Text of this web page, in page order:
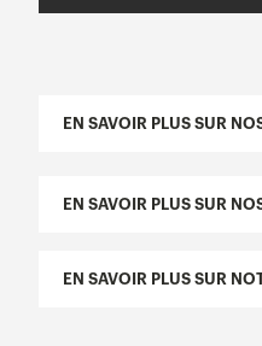
EN SAVOIR PLUS SUR
EN SAVOIR PLUS SUR
EN SAVOIR PLUS SUR